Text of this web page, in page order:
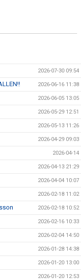
2026-07-30 09:54
2026-06-16 11:38
2026-06-05 13:05
2026-05-29 12:51
2026-05-13 11:26
2026-04-29 09:03
2026-04-14
2026-04-13 21:29
2026-04-04 10:07
2026-02-18 11:02
2026-02-18 10:52
2026-02-16 10:33
2026-02-04 14:50
2026-01-28 14:38
2026-01-20 13:00
2026-01-20 12:53